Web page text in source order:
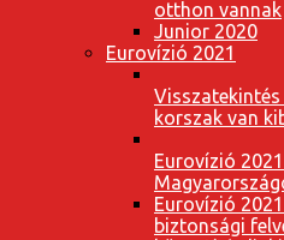
otthon vannak
Junior 2020
Eurovízió 2021
korszak van
Eurovízió
Eurovízió
biztonsági